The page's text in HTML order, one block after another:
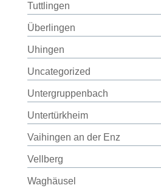
Tuttlingen
Überlingen
Uhingen
Uncategorized
Untergruppenbach
Untertürkheim
Vaihingen an der Enz
Vellberg
Waghäusel